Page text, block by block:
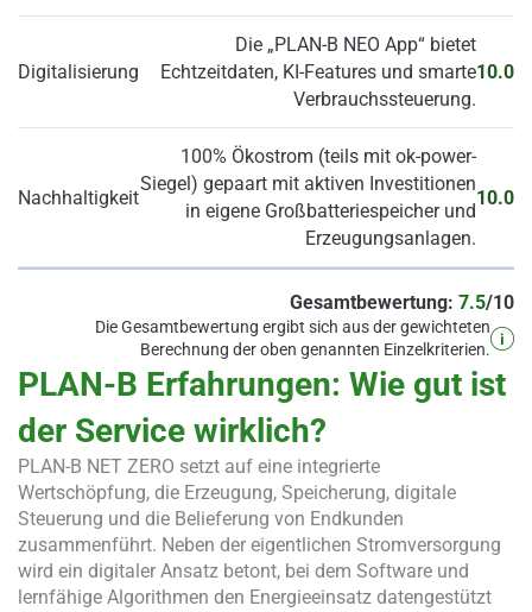
Digitalisierung
Die „PLAN-B NEO App“ bietet
Echtzeitdaten, KI-Features und smarte
Verbrauchssteuerung.
10.0
Nachhaltigkeit
100% Ökostrom (teils mit ok-power-
Siegel) gepaart mit aktiven Investitionen
in eigene Großbatteriespeicher und
Erzeugungsanlagen.
10.0
Gesamtbewertung: 7.5/10
Die Gesamtbewertung ergibt sich aus der gewichteten
Berechnung der oben genannten Einzelkriterien.
PLAN-B Erfahrungen: Wie gut ist
der Service wirklich?
PLAN-B NET ZERO setzt auf eine integrierte
Wertschöpfung, die Erzeugung, Speicherung, digitale
Steuerung und die Belieferung von Endkunden
zusammenführt. Neben der eigentlichen Stromversorgung
wird ein digitaler Ansatz betont, bei dem Software und
lernfähige Algorithmen den Energieeinsatz datengestützt